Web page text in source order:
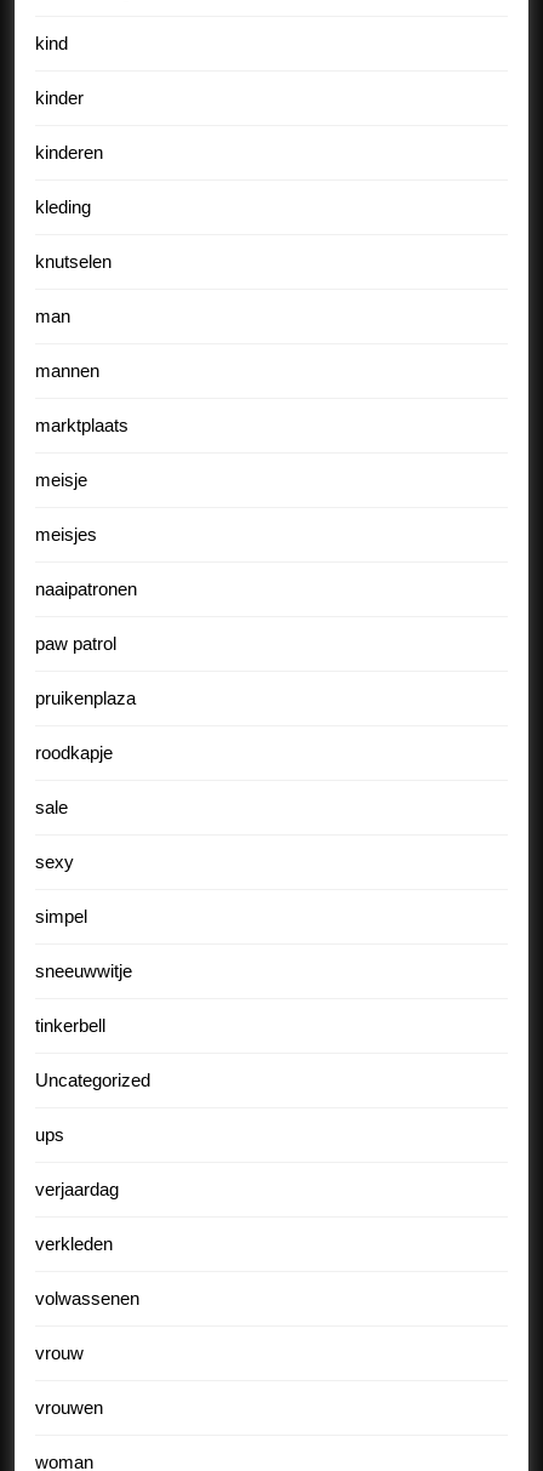
kind
kinder
kinderen
kleding
knutselen
man
mannen
marktplaats
meisje
meisjes
naaipatronen
paw patrol
pruikenplaza
roodkapje
sale
sexy
simpel
sneeuwwitje
tinkerbell
Uncategorized
ups
verjaardag
verkleden
volwassenen
vrouw
vrouwen
woman